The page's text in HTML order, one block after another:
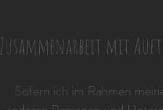
Zusammenarbeit mit
Sofern ich im Rahmen